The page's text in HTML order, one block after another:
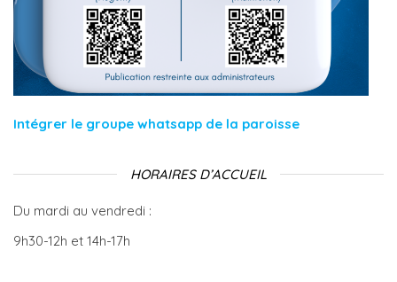
Intégrer le groupe whatsapp de la paroisse
HORAIRES D’ACCUEIL
Du mardi au vendredi :
9h30-12h et 14h-17h